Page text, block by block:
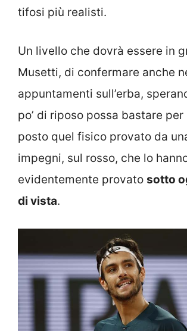
tifosi più realisti.
Un livello che dovrà essere in
Musetti, di confermare anche
appuntamenti sull’erba,
po’ di riposo possa bastare
posto quel fisico provato da
impegni, sul rosso, che lo
evidentemente provato sotto
di vista.